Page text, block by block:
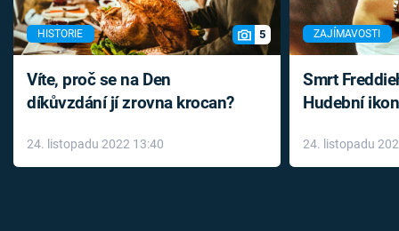
HISTORIE 5
Víte, proč se na Den
díkůvzdání jí zrovna krocan?
24. listopadu 2022 13:40
ZAJÍMAVOSTI
Smrt
Hudební
léky
24. listopadu